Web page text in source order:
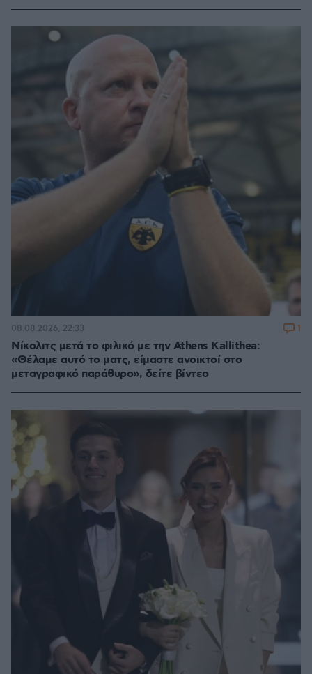
Νίκολιτς μετά το φιλικό με την Athens Kallithea:
«Θέλαμε αυτό το ματς, είμαστε ανοικτοί στο
μεταγραφικό παράθυρο», δείτε βίντεο
08.08.2026, 22:33 1